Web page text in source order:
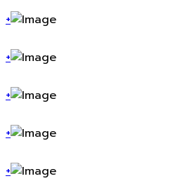
+
+
+
+
+